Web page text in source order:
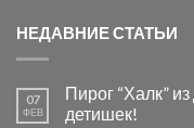
НЕДАВНИЕ СТАТЬИ
07
ФЕВ
Пирог “Халк”
детишек!